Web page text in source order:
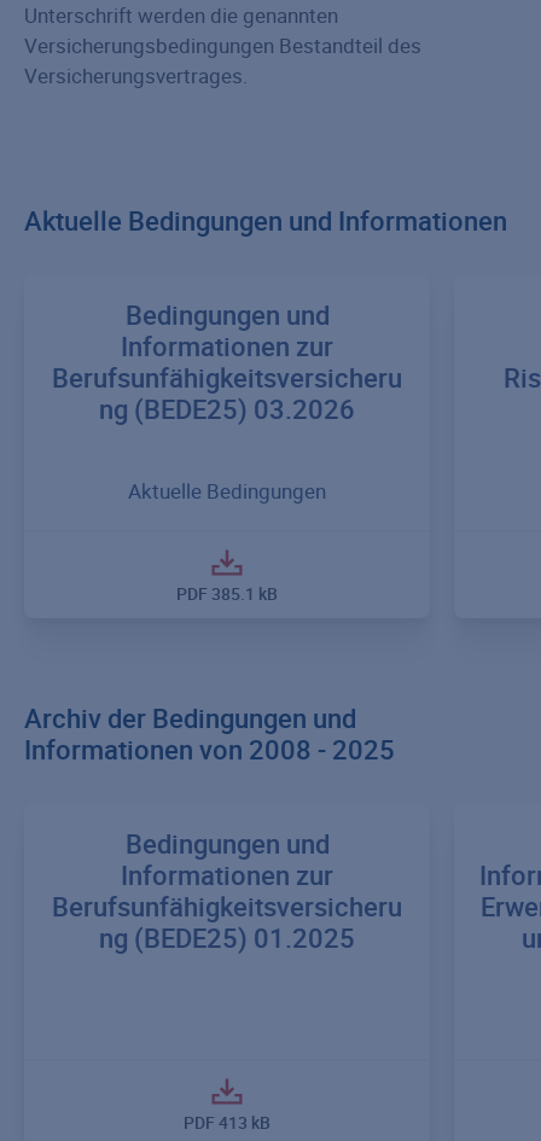
Unterschrift werden die genannten
Versicherungsbedingungen Bestandteil des
Versicherungsvertrages.
Aktuelle Bedingungen und Informationen
Bedingungen und
Informationen zur
Berufsunfähigkeitsversicheru
ng (BEDE25) 03.2026
Aktuelle Bedingungen
PDF 385.1 kB
Archiv der Bedingungen und
Informationen von 2008 - 2025
Bedingungen und
Informationen zur
Berufsunfähigkeitsversicheru
ng (BEDE25) 01.2025
PDF 413 kB